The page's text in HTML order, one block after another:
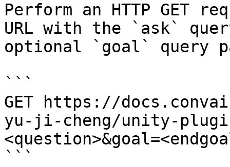
Perform an HTTP GET
URL with the `ask`
optional `goal` query
```
GET https://
yu-ji-cheng/unity-
```